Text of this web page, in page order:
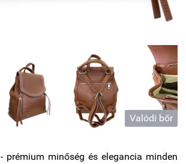
Valódi bőr
- prémium minőség és elegancia minden